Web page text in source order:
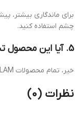
برای ماندگاری بیشتر،
چشم استفاده کنید.
5. آیا این محصول تست حیوانی دارد؟
خیر، تمام محصولات SHEGLAM وگان و بدون تست حیوانی هستند.
نظرات (0)